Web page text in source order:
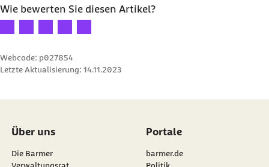
Wie bewerten Sie diesen Artikel?
Ihre Bewertung: 1 Stern
Ihre Bewertung: 2 Sterne
Ihre Bewertung: 3 Sterne
Ihre Bewertung: 4 Sterne
Ihre Bewertung: 5 Sterne
Webcode: p027854
Letzte Aktualisierung: 14.11.2023
Über uns
Die Barmer
Portale
barmer.de